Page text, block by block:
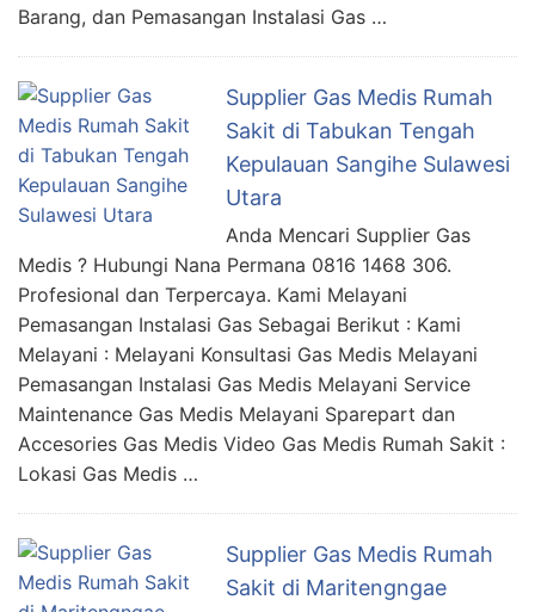
Barang, dan Pemasangan Instalasi Gas …
Supplier Gas Medis Rumah
Sakit di Tabukan Tengah
Kepulauan Sangihe Sulawesi
Utara
Anda Mencari Supplier Gas
Medis ? Hubungi Nana Permana 0816 1468 306.
Profesional dan Terpercaya. Kami Melayani
Pemasangan Instalasi Gas Sebagai Berikut : Kami
Melayani : Melayani Konsultasi Gas Medis Melayani
Pemasangan Instalasi Gas Medis Melayani Service
Maintenance Gas Medis Melayani Sparepart dan
Accesories Gas Medis Video Gas Medis Rumah Sakit :
Lokasi Gas Medis …
Supplier Gas Medis Rumah
Sakit di Maritengngae